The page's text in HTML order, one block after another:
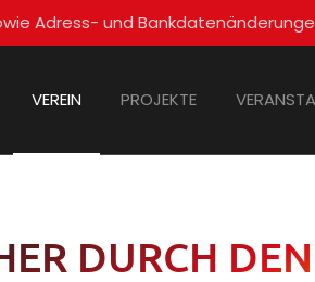
Adress- und
VEREIN PROJEKTE
DURCH